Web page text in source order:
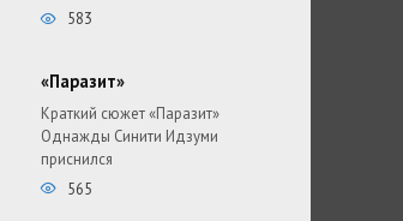
583
«Паразит»
Краткий сюжет «Паразит»
Однажды Синити Идзуми
приснился
565